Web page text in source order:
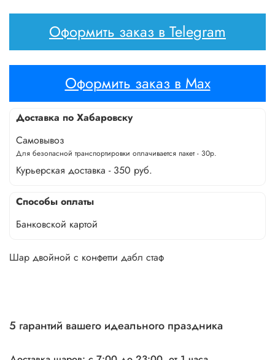
Оформить заказ в Telegram
Оформить заказ в Max
Доставка по Хабаровску
Самовывоз
Для безопасной транспортировки оплачивается пакет - 30р.
Курьерская доставка - 350 руб.
Способы оплаты
Банковской картой
Шар двойной с конфетти дабл стаф
5 гарантий вашего идеального праздника